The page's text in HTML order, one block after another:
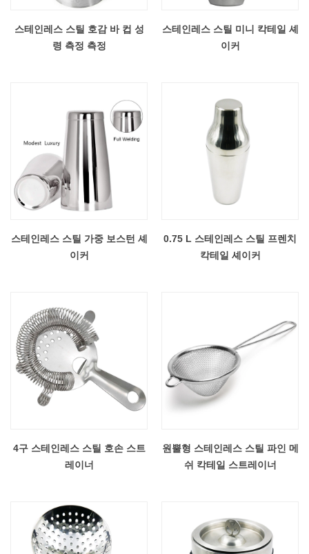
스테인레스 스틸 호감 바 컵 성
령 측정 측정
스테인레스 스틸 미니 칵테일 셰
이커
스테인레스 스틸 가중 보스턴 셰
이커
0.75 L 스테인레스 스틸 프렌치
칵테일 셰이커
4구 스테인레스 스틸 호손 스트
레이너
원뿔형 스테인레스 스틸 파인 메
쉬 칵테일 스트레이너